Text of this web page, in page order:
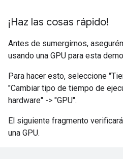
¡Haz las cosas rápido!
Antes de sumergirnos,
usando una GPU para esta
Para hacer esto, seleccione
"Cambiar tipo de tiempo de
hardware" -> "GPU".
El siguiente fragmento
una GPU.